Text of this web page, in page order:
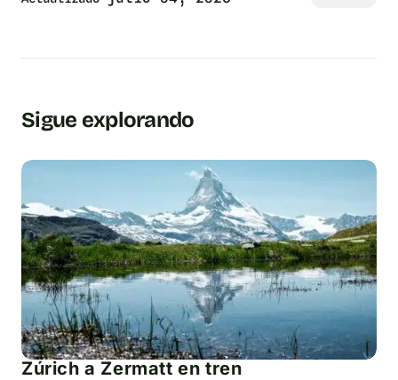
Sigue explorando
Zúrich a Zermatt en tren